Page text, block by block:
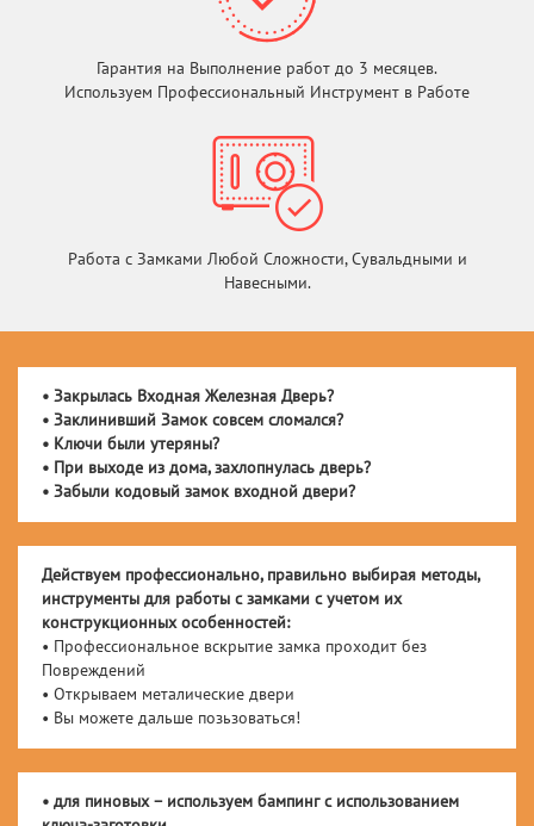
Гарантия на Выполнение работ до 3 месяцев.
Используем Профессиональный Инструмент в Работе
Работа с Замками Любой Сложности, Сувальдными и
Навесными.
• Закрылась Входная Железная Дверь?
• Заклинивший Замок совсем сломался?
• Ключи были утеряны?
• При выходе из дома, захлопнулась дверь?
• Забыли кодовый замок входной двери?
Действуем профессионально, правильно выбирая методы,
инструменты для работы с замками с учетом их
конструкционных особенностей:
• Профессиональное вскрытие замка проходит без
Повреждений
• Открываем металические двери
• Вы можете дальше позьзоваться!
• для пиновых – используем бампинг с использованием